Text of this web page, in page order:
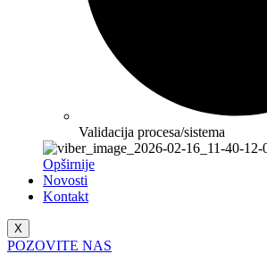
Validacija procesa/sistema
Opširnije
Novosti
Kontakt
X
POZOVITE NAS